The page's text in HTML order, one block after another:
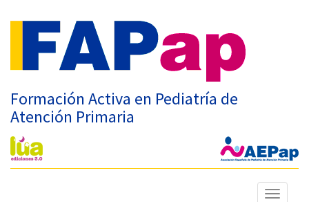
Formación Activa en Pediatría de
Atención Primaria
Mostrar